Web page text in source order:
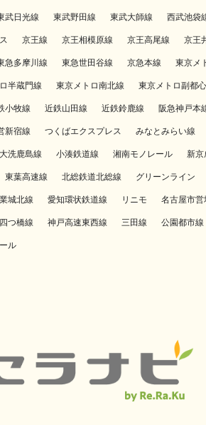
武日光線 東武野田線 東武大師線 西武池袋
京王線 京王相模原線 京王高尾線 京王
急多摩川線 東急世田谷線 京急本線 東京メ
半蔵門線 東京メトロ南北線 東京メトロ副都
小牧線 近鉄山田線 近鉄鈴鹿線 阪急神戸本
新宿線 つくばエクスプレス みなとみらい線
洗鹿島線 小湊鉄道線 湘南モノレール 新京
東葉高速線 北総鉄道北総線 グリーンライン
城北線 愛知環状鉄道線 リニモ 名古屋市営
つ橋線 神戸高速東西線 三田線 公園都市線
ル